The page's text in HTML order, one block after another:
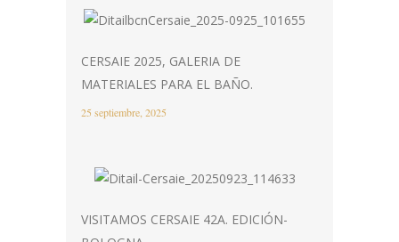
CERSAIE 2025, GALERIA DE
MATERIALES PARA EL BAÑO.
25 septiembre, 2025
VISITAMOS CERSAIE 42A. EDICIÓN-